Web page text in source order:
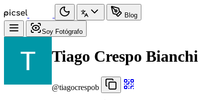
Blog
Soy Fotógrafo
Tiago Crespo Bianchi
@tiagocrespob